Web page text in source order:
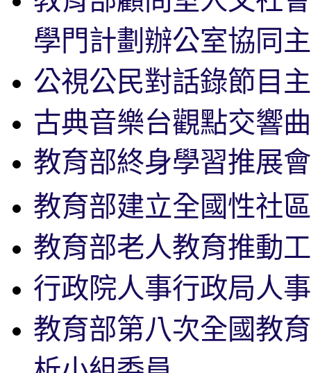
學門計劃辦公室協同
公視公民對話錄節目
古典音樂台觀點交響
教育部終身學習推展
教育部建立全國性社
教育部老人教育推動
行政院人事行政局人
教育部第八次全國教